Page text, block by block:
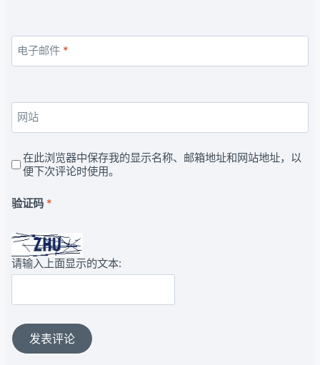
电子邮件 *
网站
在此浏览器中保存我的显示名称、邮箱地址和网站地址，以
便下次评论时使用。
验证码 *
请输入上面显示的文本: